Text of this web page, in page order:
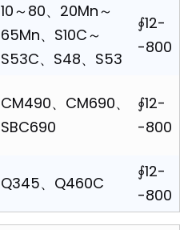
10～80、20Mn～
65Mn、S10C～
S53C、S48、S53
∮12-
-800
CM490、CM690、
SBC690
∮12-
-800
Q345、Q460C
∮12-
-800